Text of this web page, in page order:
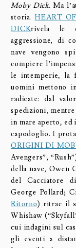
Moby Dick. Ma
storia.HEART
DICKrivela le
aggressione, di
nave vengono
compiere
le intemperie, la
uomini mettono
radicate: dal
spedizioni,
in mare aperto,
capodoglio. I
ORIGINI DI
Avengers”;
della nave, Owen
del Cacciatore
George Pollard;
Ritorno) ritrae il
Whishaw
cui indagini sul
gli eventi a